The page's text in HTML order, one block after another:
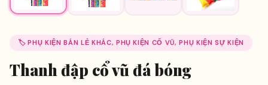
🏷️ PHỤ KIỆN BÁN LẺ KHÁC, PHỤ KIỆN CỔ VŨ, PHỤ KIỆN SỰ KIỆN
Thanh đập cổ vũ đá bóng